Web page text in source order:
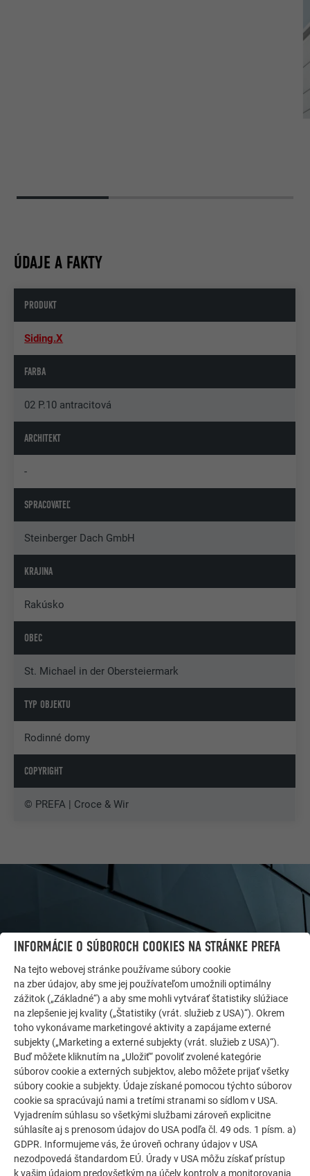
ÚDAJE A FAKTY
PRODUKT
Siding.X
FARBA
02 P.10 antracitová
ARCHITEKT
-
SPRACOVATEĽ
Steinberger Dach GmbH
KRAJINA
Rakúsko
OBEC
St. Michael in der Obersteiermark
TYP OBJEKTU
Rodinné domy
COPYRIGHT
© PREFA | Croce & Wir
DAJTE SA INŠPIROVAŤ
ĎALŠIE OBJEKTY
Referenčná galéria PREFA ukazuje, aké všestranné
môže byť využitie hliníka. Objavte ďalšie pôsobivé
projekty s odolnými hliníkovými riešeniami PREFA pre
strechy, solárne systémy a fasády.
INFORMÁCIE O SÚBOROCH COOKIES NA STRÁNKE PREFA
Na tejto webovej stránke používame súbory cookie
na zber údajov, aby sme jej používateľom umožnili optimálny
zážitok („Základné“) a aby sme mohli vytvárať štatistiky slúžiace
na zlepšenie jej kvality („Štatistiky (vrát. služieb z USA)“). Okrem
toho vykonávame marketingové aktivity a zapájame externé
subjekty („Marketing a externé subjekty (vrát. služieb z USA)“).
Buď môžete kliknutím na „Uložiť“ povoliť zvolené kategórie
súborov cookie a externých subjektov, alebo môžete prijať všetky
súbory cookie a subjekty. Údaje získané pomocou týchto súborov
cookie sa spracúvajú nami a tretími stranami so sídlom v USA.
Vyjadrením súhlasu so všetkými službami zároveň explicitne
súhlasíte aj s prenosom údajov do USA podľa čl. 49 ods. 1 písm. a)
GDPR. Informujeme vás, že úroveň ochrany údajov v USA
nezodpovedá štandardom EÚ. Úrady v USA môžu získať prístup
k vašim údajom predovšetkým na účely kontroly a monitorovania